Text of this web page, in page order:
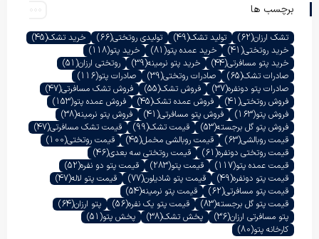
برچسب ها
تشک ارزان(62) تولید تشک(49) تولیدی روتختی(66) خرید تشک(45)
خرید روتختی(41) خرید عمده پتو(81) خرید پتو(118)
خرید پتو مسافرتی(44) خرید پتو نرمینه(39) روتختی ارزان(51)
صادرات تشک(65) صادرات روتختی(39) صادرات پتو(116)
صادرات پتو دونفره(37) فروش تشک(55) فروش تشک مسافرتی(47)
فروش روتختی(41) فروش عمده تشک(45) فروش عمده پتو(153)
فروش پتو(163) فروش پتو مسافرتی(41) فروش پتو نرمینه(38)
فروش پتو گل برجسته(53) قیمت تشک(99) قیمت تشک مسافرتی(47)
قیمت روبالشی(63) قیمت روبالشی مخمل(45) قیمت روتختی(100)
قیمت روتختی دونفره(61) قیمت روتختی سه بعدی(46)
قیمت عمده پتو(117) قیمت پتو(283) قیمت پتو دو نفره(52)
قیمت پتو دونفره(49) قیمت پتو شادیلون(77) قیمت پتو لاله(47)
قیمت پتو مسافرتی(62) قیمت پتو نرمینه(54)
قیمت پتو گل برجسته(83) قیمت پتو یک نفره(56) پتو ارزان(64)
پتو مسافرتی ارزان(36) پخش تشک(38) پخش پتو(51)
کارخانه پتو(80)